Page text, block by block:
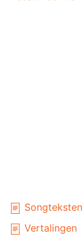
Songteksten
Vertalingen